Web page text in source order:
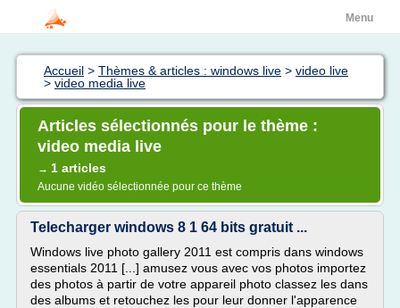
Menu
Accueil > Thèmes & articles : windows live > video live
> video media live
Articles sélectionnés pour le thème :
video media live
→ 1 articles
Aucune vidéo sélectionnée pour ce thème
Telecharger windows 8 1 64 bits gratuit ...
Windows live photo gallery 2011 est compris dans windows
essentials 2011 [...] amusez vous avec vos photos importez
des photos à partir de votre appareil photo classez les dans
des albums et retouchez les pour leur donner l'apparence